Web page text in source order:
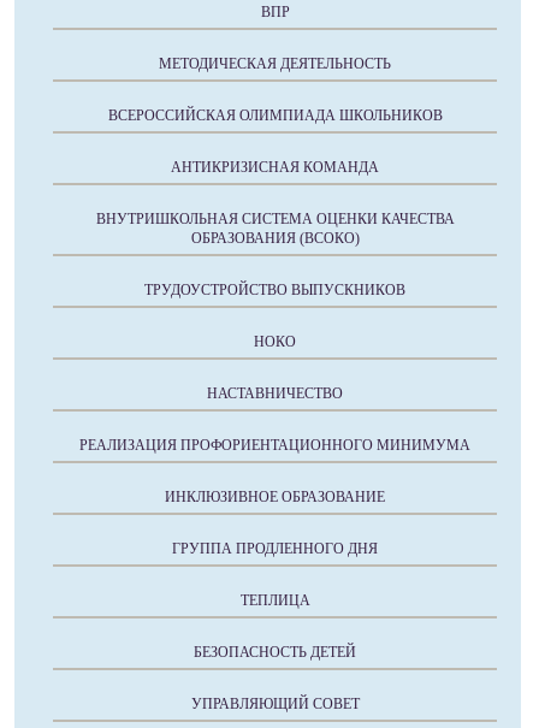
ВПР
МЕТОДИЧЕСКАЯ ДЕЯТЕЛЬНОСТЬ
ВСЕРОССИЙСКАЯ ОЛИМПИАДА ШКОЛЬНИКОВ
АНТИКРИЗИСНАЯ КОМАНДА
ВНУТРИШКОЛЬНАЯ СИСТЕМА ОЦЕНКИ КАЧЕСТВА
ОБРАЗОВАНИЯ (ВСОКО)
ТРУДОУСТРОЙСТВО ВЫПУСКНИКОВ
НОКО
НАСТАВНИЧЕСТВО
РЕАЛИЗАЦИЯ ПРОФОРИЕНТАЦИОННОГО МИНИМУМА
ИНКЛЮЗИВНОЕ ОБРАЗОВАНИЕ
ГРУППА ПРОДЛЕННОГО ДНЯ
ТЕПЛИЦА
БЕЗОПАСНОСТЬ ДЕТЕЙ
УПРАВЛЯЮЩИЙ СОВЕТ